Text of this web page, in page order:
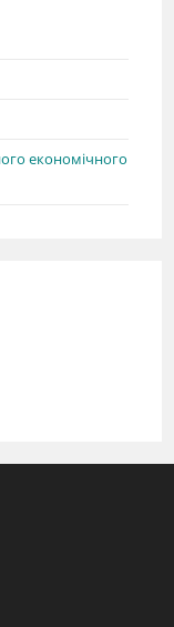
економічного